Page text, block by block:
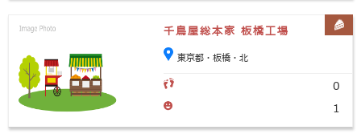
千鳥屋総本家 板橋工場
東京都・板橋・北
0
1